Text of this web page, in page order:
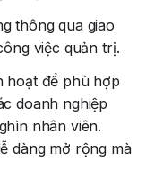
thông qua giao
việc quản trị.
hoạt để phù hợp
doanh nghiệp
nhân viên.
dàng mở rộng mà